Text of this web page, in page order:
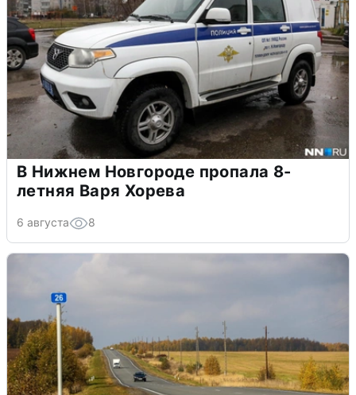
В Нижнем Новгороде пропала 8-
летняя Варя Хорева
6 августа 8